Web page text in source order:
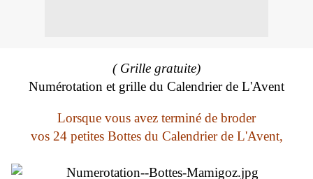
( Grille gratuite)
Numérotation et grille du Calendrier de L'Avent
Lorsque vous avez terminé de broder
vos 24 petites Bottes du Calendrier de L'Avent,